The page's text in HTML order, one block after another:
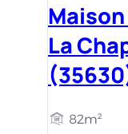
La
82m²